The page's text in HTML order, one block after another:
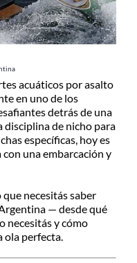
acuáticos por asalto
en uno de los
detrás de una
disciplina de nicho para
específicas, hoy es
una embarcación y
necesitás saber
— desde qué
necesitás y cómo
ola perfecta.